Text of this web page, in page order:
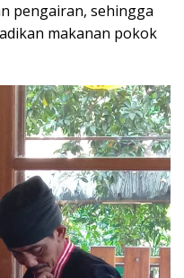
pengairan, sehingga
makanan pokok